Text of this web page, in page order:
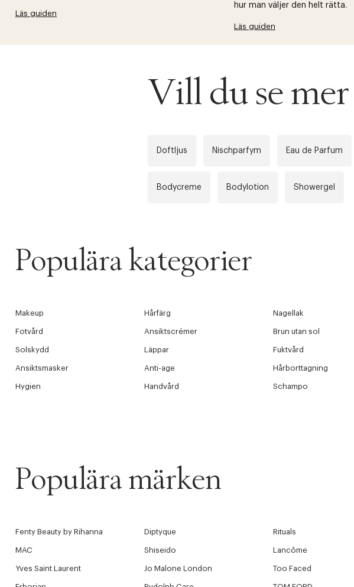
Läs guiden
hur man väljer den helt rätta.
Läs guiden
Vill du se
Doftljus Nischparfym Eau de Parfum
Bodycreme Bodylotion Showergel
Populära kategorier
Makeup Hårfärg Nagellak
Fotvård Ansiktscrémer Brun utan sol
Solskydd Läppar Fuktvård
Ansiktsmasker Anti-age Hårborttagning
Hygien Handvård Schampo
Populära märken
Fenty Beauty by Rihanna Diptyque Rituals
MAC Shiseido Lancôme
Yves Saint Laurent Jo Malone London Too Faced